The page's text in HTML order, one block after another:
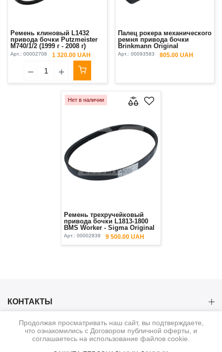
Ремень клиновый L1432
привода бочки Putzmeister
М740/1/2 (1999 г - 2008 г)
(XPА3214)
Арт.: 00002708 1 320.00 UAH
Палец рокера механического
ремня привода бочки
Brinkmann Original
Арт.: 00093583 805.00 UAH
Нет в наличии
Ремень трехручейковый
привода бочки L1813-1800
BMS Worker - Sigma Original
Арт.:00002839 9 500.00 UAH
КОНТАКТЫ
КАТЕГОРИИ
Продолжая просматривать наш сайт, вы подтверждаете,
что ознакомились с Договором публичной оферты, и
соглашаетесь на использование файлов cookie.